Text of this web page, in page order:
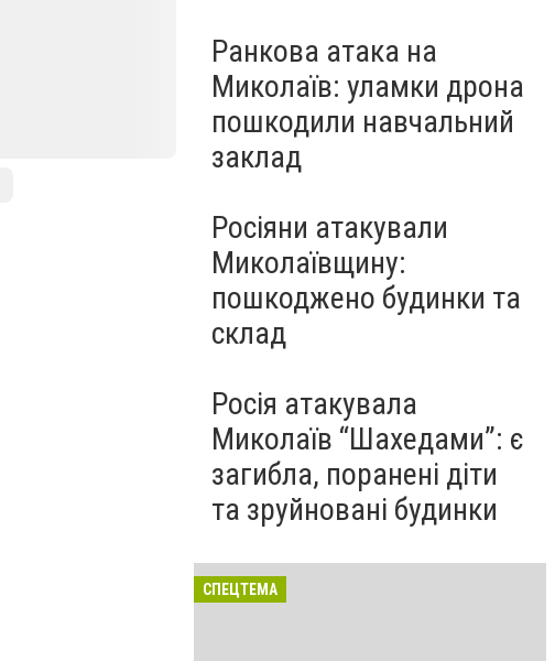
Ранкова атака на
Миколаїв: уламки дрона
пошкодили навчальний
заклад
Росіяни атакували
Миколаївщину:
пошкоджено будинки та
склад
Росія атакувала
Миколаїв “Шахедами”: є
загибла, поранені діти
та зруйновані будинки
СПЕЦТЕМА